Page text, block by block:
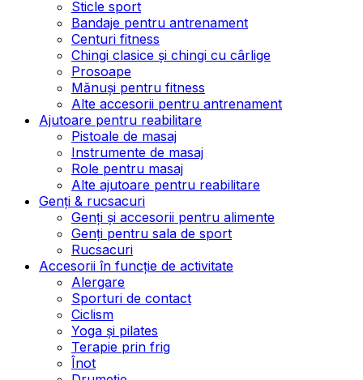
Sticle sport
Bandaje pentru antrenament
Centuri fitness
Chingi clasice și chingi cu cârlige
Prosoape
Mănuși pentru fitness
Alte accesorii pentru antrenament
Ajutoare pentru reabilitare
Pistoale de masaj
Instrumente de masaj
Role pentru masaj
Alte ajutoare pentru reabilitare
Genți & rucsacuri
Genți și accesorii pentru alimente
Genți pentru sala de sport
Rucsacuri
Accesorii în funcție de activitate
Alergare
Sporturi de contact
Ciclism
Yoga și pilates
Terapie prin frig
Înot